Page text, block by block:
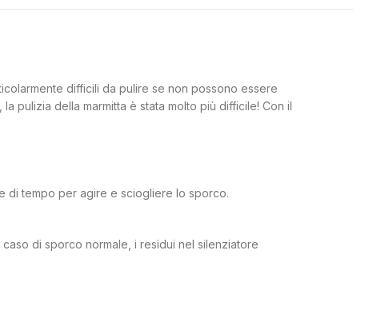
difficili da pulire se non possono essere
pulizia della marmitta è stata molto più difficile! Con il
di tempo per agire e sciogliere lo sporco.
di sporco normale, i residui nel silenziatore